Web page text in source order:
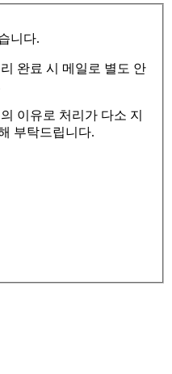
니다.
완료 시 메일로 별도 안
이유로 처리가 다소 지
부탁드립니다.